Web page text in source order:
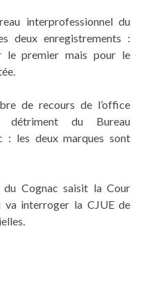
interprofessionnel du
deux enregistrements :
le premier mais pour le
de recours de l’office
du Bureau
: les deux marques sont
du Cognac saisit la Cour
va interroger la CJUE de